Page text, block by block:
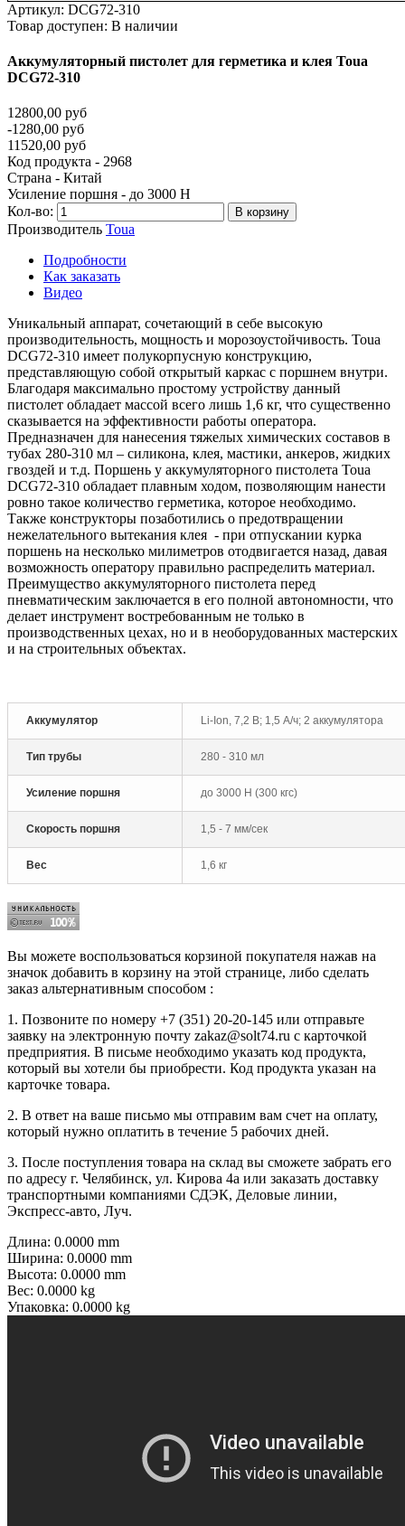
Артикул: DCG72-310
Товар доступен: В наличии
Аккумуляторный пистолет для герметика и клея Toua
DCG72-310
12800,00 руб
-1280,00 руб
11520,00 руб
Код продукта - 2968
Страна - Китай
Усиление поршня - до 3000 Н
Кол-во:
В корзину
Производитель Toua
Подробности
Как заказать
Видео
Уникальный аппарат, сочетающий в себе высокую
производительность, мощность и морозоустойчивость. Toua
DCG72-310 имеет полукорпусную конструкцию,
представляющую собой открытый каркас с поршнем внутри.
Благодаря максимально простому устройству данный
пистолет обладает массой всего лишь 1,6 кг, что существенно
сказывается на эффективности работы оператора.
Предназначен для нанесения тяжелых химических составов в
тубах 280-310 мл – силикона, клея, мастики, анкеров, жидких
гвоздей и т.д. Поршень у аккумуляторного пистолета Toua
DCG72-310 обладает плавным ходом, позволяющим нанести
ровно такое количество герметика, которое необходимо.
Также конструкторы позаботились о предотвращении
нежелательного вытекания клея - при отпускании курка
поршень на несколько милиметров отодвигается назад, давая
возможность оператору правильно распределить материал.
Преимущество аккумуляторного пистолета перед
пневматическим заключается в его полной автономности, что
делает инструмент востребованным не только в
производственных цехах, но и в необорудованных мастерских
и на строительных объектах.
Аккумулятор Li-Ion, 7,2 B; 1,5 А/ч; 2 аккумулятора
Тип трубы 280 - 310 мл
Усиление поршня до 3000 Н (300 кгс)
Скорость поршня 1,5 - 7 мм/сек
Вес 1,6 кг
Вы можете воспользоваться корзиной покупателя нажав на
значок добавить в корзину на этой странице, либо сделать
заказ альтернативным способом :
1. Позвоните по номеру +7 (351) 20-20-145 или отправьте
заявку на электронную почту zakaz@solt74.ru с карточкой
предприятия. В письме необходимо указать код продукта,
который вы хотели бы приобрести. Код продукта указан на
карточке товара.
2. В ответ на ваше письмо мы отправим вам счет на оплату,
который нужно оплатить в течение 5 рабочих дней.
3. После поступления товара на склад вы сможете забрать его
по адресу г. Челябинск, ул. Кирова 4а или заказать доставку
транспортными компаниями СДЭК, Деловые линии,
Экспресс-авто, Луч.
Длина: 0.0000 mm
Ширина: 0.0000 mm
Высота: 0.0000 mm
Вес: 0.0000 kg
Упаковка: 0.0000 kg